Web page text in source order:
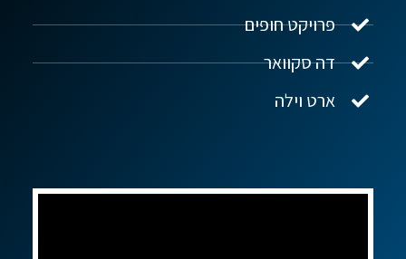
פרויקט חופים
דה סקוואר
ארט וילה
שלום! איך אפשר לעזור?